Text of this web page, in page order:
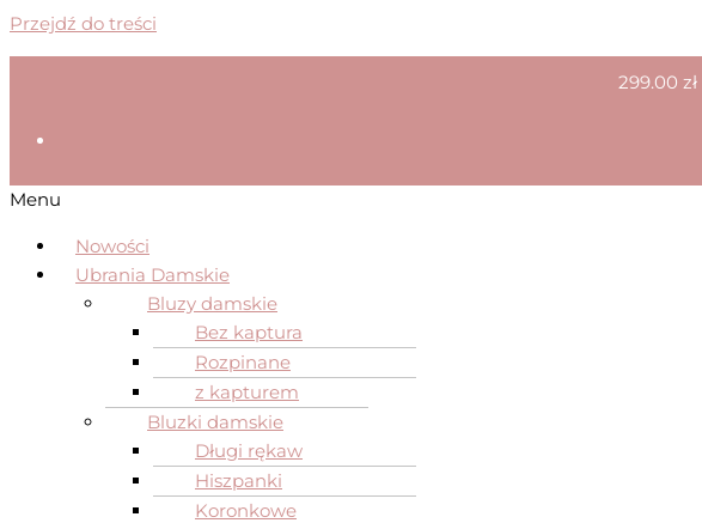
Przejdź do treści
299.00 zł
Menu
Nowości
Ubrania Damskie
Bluzy damskie
Bez kaptura
Rozpinane
z kapturem
Bluzki damskie
Długi rękaw
Hiszpanki
Koronkowe